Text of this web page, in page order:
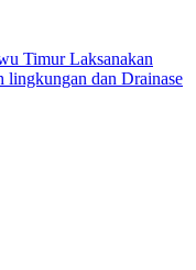
Timur Laksanakan
lingkungan dan Drainase